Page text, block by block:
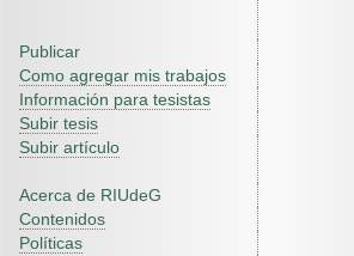
Publicar
Como agregar mis trabajos
Información para tesistas
Subir tesis
Subir artículo
Acerca de RIUdeG
Contenidos
Políticas